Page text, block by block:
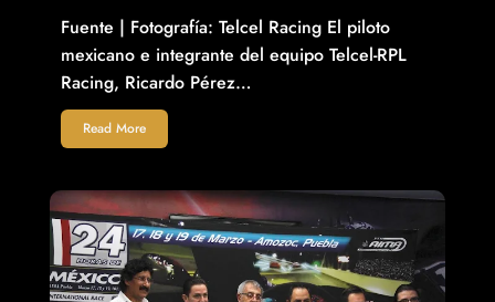
Fuente | Fotografía: Telcel Racing El piloto
mexicano e integrante del equipo Telcel-RPL
Racing, Ricardo Pérez…
Read More